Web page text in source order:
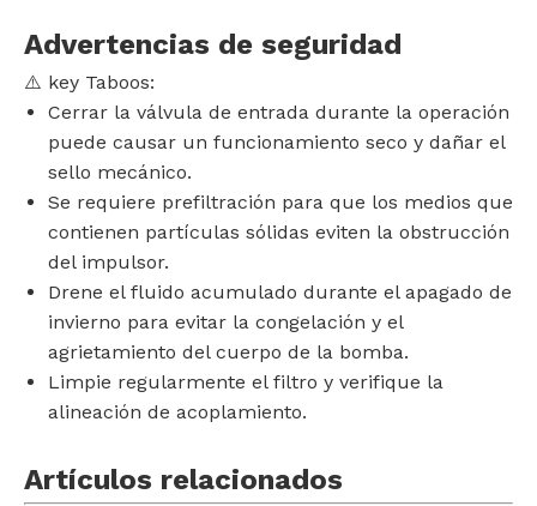
Advertencias de seguridad
⚠️ ‌key Taboos‌:
Cerrar la válvula de entrada durante la operación
puede causar un funcionamiento seco y dañar el
sello mecánico.
Se requiere prefiltración para que los medios que
contienen partículas sólidas eviten la obstrucción
del impulsor.
Drene el fluido acumulado durante el apagado de
invierno para evitar la congelación y el
agrietamiento del cuerpo de la bomba.
Limpie regularmente el filtro y verifique la
alineación de acoplamiento.
Artículos relacionados